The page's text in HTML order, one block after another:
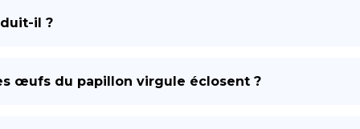
il ?
œufs du papillon virgule éclosent ?